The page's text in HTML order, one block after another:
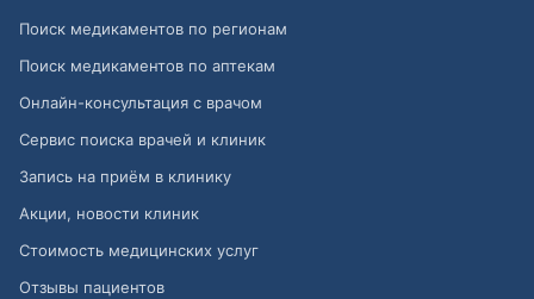
Поиск медикаментов по регионам
Поиск медикаментов по аптекам
Онлайн-консультация с врачом
Сервис поиска врачей и клиник
Запись на приём в клинику
Акции, новости клиник
Стоимость медицинских услуг
Отзывы пациентов